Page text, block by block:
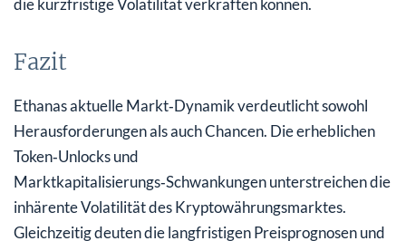
die kurzfristige Volatilität verkraften können.
Fazit
Ethanas aktuelle Markt‑Dynamik verdeutlicht sowohl
Herausforderungen als auch Chancen. Die erheblichen
Token‑Unlocks und
Marktkapitalisierungs‑Schwankungen unterstreichen die
inhärente Volatilität des Kryptowährungsmarktes.
Gleichzeitig deuten die langfristigen Preisprognosen und